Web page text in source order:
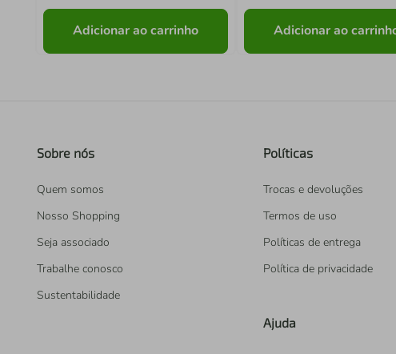
Adicionar ao carrinho Adicionar ao
Sobre nós
Quem somos
Nosso Shopping
Seja associado
Trabalhe conosco
Sustentabilidade
Políticas
Trocas e devoluções
Termos de uso
Políticas de entrega
Política de privacidade
Ajuda